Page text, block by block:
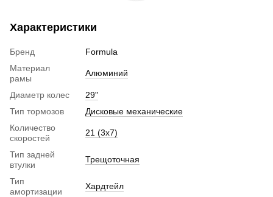
Характеристики
Бренд
Formula
Материал
рамы
Алюминий
Диаметр колес
29"
Тип тормозов
Дисковые механические
Количество
скоростей
21 (3х7)
Тип задней
втулки
Трещоточная
Тип
амортизации
Хардтейл